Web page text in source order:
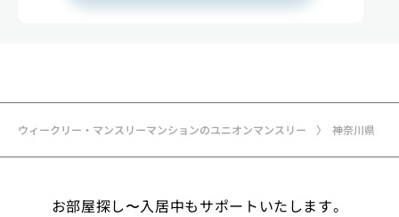
ウィークリー・マンスリーマンションのユニオンマンスリー 神奈川県
メールアドレス、アカウントのIDおよびパスワー
等 ③決済に関する情報 クレジットカードに関す
ービスのご利用に際して取得する情報 端末識別
お部屋探し〜入居中もサポートいたします。